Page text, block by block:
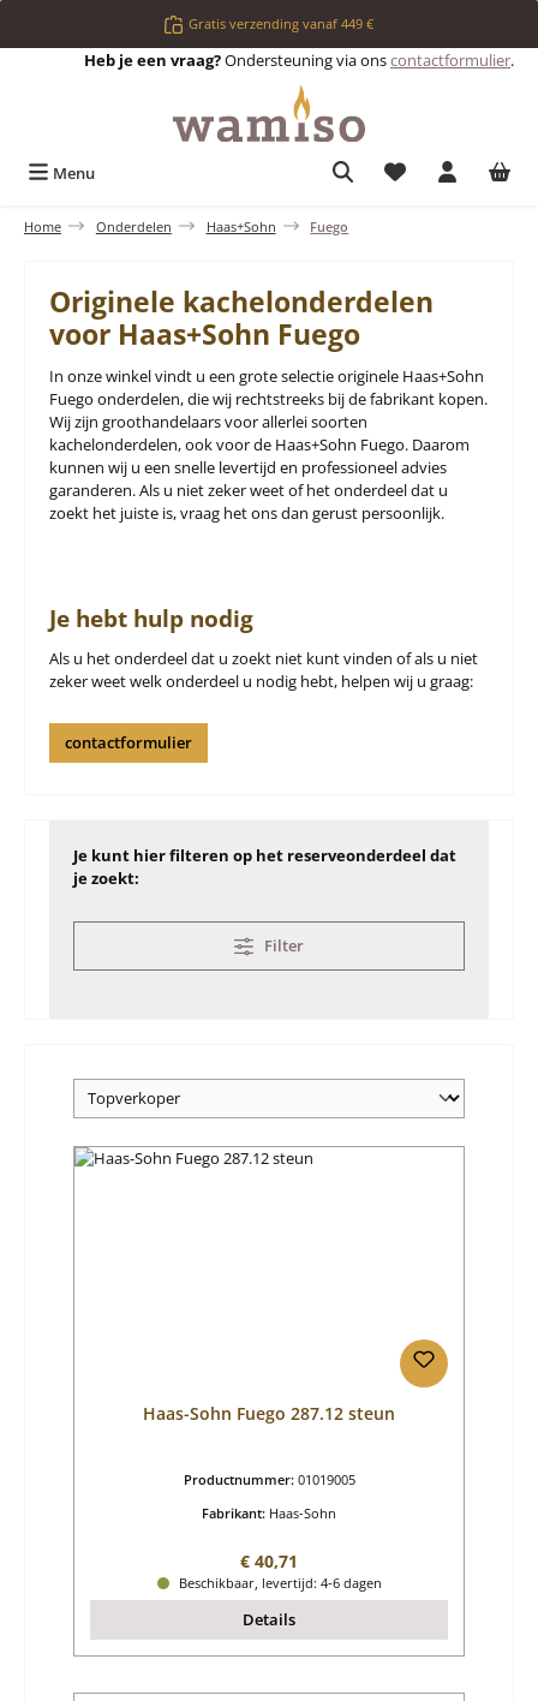
Ga naar de hoofdinhoudGratis verzending vanaf 449 €
Heb je een vraag?Ondersteuning via onscontactformulier.
Menu Je hebt 0 items
Home Onderdelen Haas+Sohn Fuego
Originele kachelonderdelen
voor Haas+Sohn Fuego
In onze winkel vindt u een grote selectie originele Haas+Sohn
Fuego onderdelen, die wij rechtstreeks bij de fabrikant kopen.
Wij zijn groothandelaars voor allerlei soorten
kachelonderdelen, ook voor de Haas+Sohn Fuego. Daarom
kunnen wij u een snelle levertijd en professioneel advies
garanderen. Als u niet zeker weet of het onderdeel dat u
zoekt het juiste is, vraag het ons dan gerust persoonlijk.
Je hebt hulp nodig
Als u het onderdeel dat u zoekt niet kunt vinden of als u niet
zeker weet welk onderdeel u nodig hebt, helpen wij u graag:
contactformulier
Je kunt hier filteren op het reserveonderdeel dat
je zoekt:
Filter
Haas-Sohn Fuego 287.12 steun
Productnummer: 01019005
Fabrikant: Haas-Sohn
Normale prijs:
€ 40,71
Beschikbaar, levertijd: 4-6 dagen
Details